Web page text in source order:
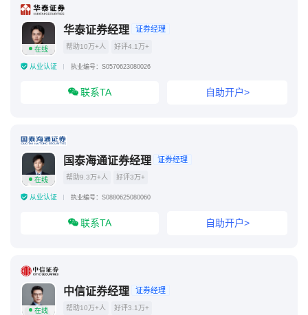
在线
华泰证券经理 证券经理
帮助10万+人 好评4.1万+
从业认证 执业编号：S0570623080026
联系TA 自助开户>
在线
国泰海通证券经理 证券经理
帮助9.3万+人 好评3万+
从业认证 执业编号：S0880625080060
联系TA 自助开户>
在线
中信证券经理 证券经理
帮助10万+人 好评3.1万+